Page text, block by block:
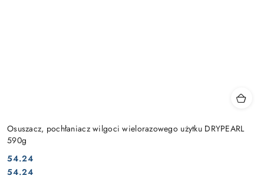
Osuszacz, pochłaniacz wilgoci wielorazowego użytku DRYPEARL
590g
Cena:
54.24
Cena:
54.24